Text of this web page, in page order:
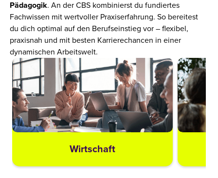
Pädagogik. An der CBS kombinierst du fundiertes
Fachwissen mit wertvoller Praxiserfahrung. So bereitest
du dich optimal auf den Berufseinstieg vor – flexibel,
praxisnah und mit besten Karrierechancen in einer
dynamischen Arbeitswelt.
Wirtschaft